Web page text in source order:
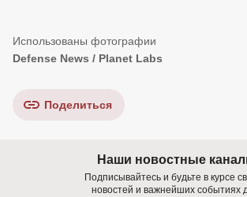
Defense News / Planet Labs
Поделиться
Наши новостные
Подписывайтесь и будьте в курсе
новостей и важнейших событиях